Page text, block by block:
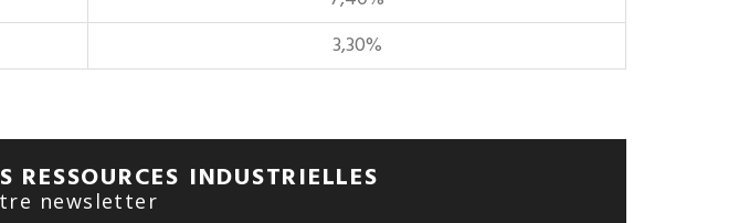
3,30%
INDUSTRIELLES
newsletter